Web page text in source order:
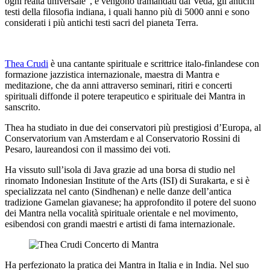
testi della filosofia indiana, i quali hanno più di 5000 anni e sono
considerati i più antichi testi sacri del pianeta Terra.
Thea Crudi è una cantante spirituale e scrittrice italo-finlandese con
formazione jazzistica internazionale, maestra di Mantra e
meditazione, che da anni attraverso seminari, ritiri e concerti
spirituali diffonde il potere terapeutico e spirituale dei Mantra in
sanscrito.
Thea ha studiato in due dei conservatori più prestigiosi d’Europa, al
Conservatorium van Amsterdam e al Conservatorio Rossini di
Pesaro, laureandosi con il massimo dei voti.
Ha vissuto sull’isola di Java grazie ad una borsa di studio nel
rinomato Indonesian Institute of the Arts (ISI) di Surakarta, e si è
specializzata nel canto (Sindhenan) e nelle danze dell’antica
tradizione Gamelan giavanese; ha approfondito il potere del suono
dei Mantra nella vocalità spirituale orientale e nel movimento,
esibendosi con grandi maestri e artisti di fama internazionale.
Ha perfezionato la pratica dei Mantra in Italia e in India. Nel suo